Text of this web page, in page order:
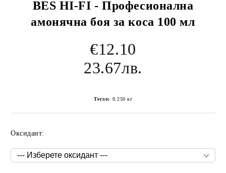
BES HI-FI - Професионална
амонячна боя за коса 100 мл
€12.10
23.67лв.
Тегло: 0.250 кг
Оксидант: